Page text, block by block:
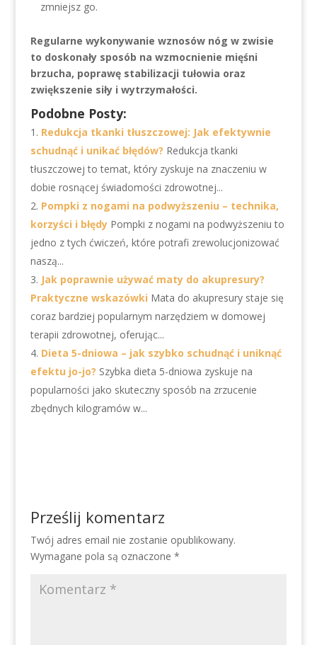
zmniejsz go.
Regularne wykonywanie wznosów nóg w zwisie
to doskonały sposób na wzmocnienie mięśni
brzucha, poprawę stabilizacji tułowia oraz
zwiększenie siły i wytrzymałości.
Podobne Posty:
Redukcja tkanki tłuszczowej: Jak efektywnie
schudnąć i unikać błędów? Redukcja tkanki
tłuszczowej to temat, który zyskuje na znaczeniu w
dobie rosnącej świadomości zdrowotnej...
Pompki z nogami na podwyższeniu – technika,
korzyści i błędy Pompki z nogami na podwyższeniu to
jedno z tych ćwiczeń, które potrafi zrewolucjonizować
naszą...
Jak poprawnie używać maty do akupresury?
Praktyczne wskazówki Mata do akupresury staje się
coraz bardziej popularnym narzędziem w domowej
terapii zdrowotnej, oferując...
Dieta 5-dniowa – jak szybko schudnąć i uniknąć
efektu jo-jo? Szybka dieta 5-dniowa zyskuje na
popularności jako skuteczny sposób na zrzucenie
zbędnych kilogramów w...
Prześlij komentarz
Twój adres email nie zostanie opublikowany.
Wymagane pola są oznaczone *